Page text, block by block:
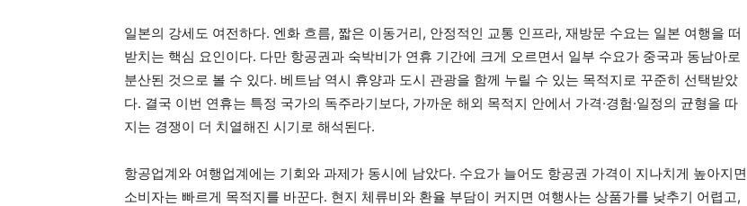
일본의 강세도 여전하다. 엔화 흐름, 짧은 이동거리, 안정적인 교통 인프라, 재방문 수요는 일본 여행을 떠
받치는 핵심 요인이다. 다만 항공권과 숙박비가 연휴 기간에 크게 오르면서 일부 수요가 중국과 동남아로
분산된 것으로 볼 수 있다. 베트남 역시 휴양과 도시 관광을 함께 누릴 수 있는 목적지로 꾸준히 선택받았
다. 결국 이번 연휴는 특정 국가의 독주라기보다, 가까운 해외 목적지 안에서 가격·경험·일정의 균형을 따
지는 경쟁이 더 치열해진 시기로 해석된다.
항공업계와 여행업계에는 기회와 과제가 동시에 남았다. 수요가 늘어도 항공권 가격이 지나치게 높아지면
소비자는 빠르게 목적지를 바꾼다. 현지 체류비와 환율 부담이 커지면 여행사는 상품가를 낮추기 어렵고,